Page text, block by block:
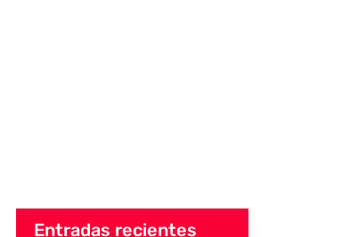
Entradas recientes